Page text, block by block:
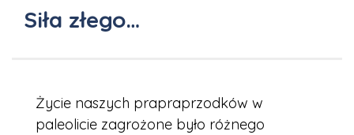
Siła złego…
Życie naszych prapraprzodków w
paleolicie zagrożone było różnego